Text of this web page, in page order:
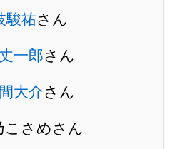
駿祐さん
一郎さん
大介さん
こさめさん